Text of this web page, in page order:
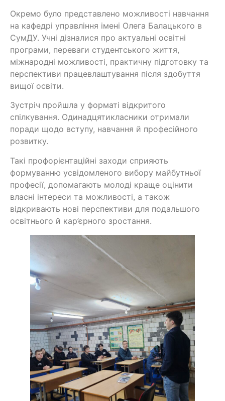
Окремо було представлено можливості навчання
на кафедрі управління імені Олега Балацького в
СумДУ. Учні дізналися про актуальні освітні
програми, переваги студентського життя,
міжнародні можливості, практичну підготовку та
перспективи працевлаштування після здобуття
вищої освіти.
Зустріч пройшла у форматі відкритого
спілкування. Одинадцятикласники отримали
поради щодо вступу, навчання й професійного
розвитку.
Такі профорієнтаційні заходи сприяють
формуванню усвідомленого вибору майбутньої
професії, допомагають молоді краще оцінити
власні інтереси та можливості, а також
відкривають нові перспективи для подальшого
освітнього й кар’єрного зростання.